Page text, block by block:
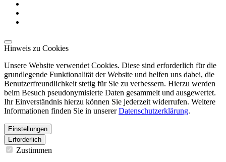
Hinweis zu Cookies
Unsere Website verwendet Cookies. Diese sind erforderlich für die
grundlegende Funktionalität der Website und helfen uns dabei, die
Benutzerfreundlichkeit stetig für Sie zu verbessern. Hierzu werden
beim Besuch pseudonymisierte Daten gesammelt und ausgewertet.
Ihr Einverständnis hierzu können Sie jederzeit widerrufen. Weitere
Informationen finden Sie in unsererDatenschutzerklärung.
Einstellungen
Erforderlich
Zustimmen